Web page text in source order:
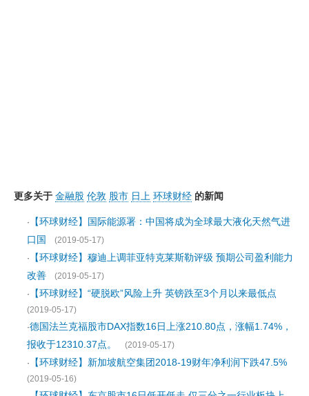
更多关于 金融股 伦敦 股市 日上 环球财经 的新闻
·
【环球财经】国际能源署：中国将成为全球最大液化天然气进
口国
(2019-05-17)
·
【环球财经】穆迪上调菲亚特克莱斯勒评级 预期公司盈利能力
改善
(2019-05-17)
·
【环球财经】“硬脱欧”风险上升 英镑跌至3个月以来最低点
(2019-05-17)
·德国法兰克福股市DAX指数16日上涨210.80点，涨幅1.74%，
报收于12310.37点。
(2019-05-17)
·
【环球财经】新加坡航空集团2018-19财年净利润下跌47.5%
(2019-05-16)